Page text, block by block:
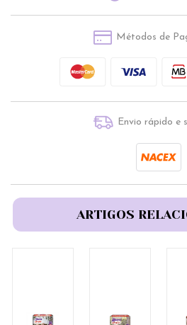
Métodos de
Envio rápido e
ARTIGOS